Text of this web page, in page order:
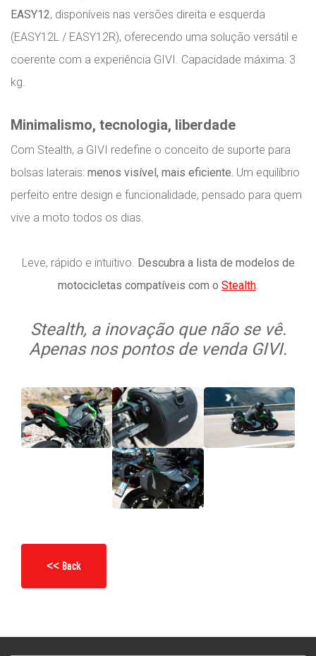
EASY12, disponíveis nas versões direita e esquerda
(EASY12L / EASY12R), oferecendo uma solução versátil e
coerente com a experiência GIVI. Capacidade máxima: 3
kg.
Minimalismo, tecnologia, liberdade
Com Stealth, a GIVI redefine o conceito de suporte para
bolsas laterais: menos visível, mais eficiente. Um equilíbrio
perfeito entre design e funcionalidade, pensado para quem
vive a moto todos os dias.
Leve, rápido e intuitivo. Descubra a lista de modelos de
motocicletas compatíveis com o Stealth
Stealth, a inovação que não se vê.
Apenas nos pontos de venda GIVI.
<< Back